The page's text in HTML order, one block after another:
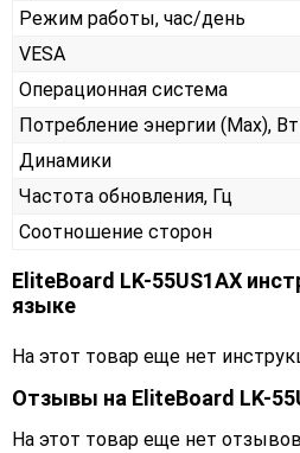
Режим работы, час/день
VESA
Операционная система
Потребление энергии (Max), Вт
Динамики
Частота обновления, Гц
Соотношение сторон
EliteBoard LK-55US1AX
языке
На этот товар еще нет
Отзывы на EliteBoard LK-
На этот товар еще нет